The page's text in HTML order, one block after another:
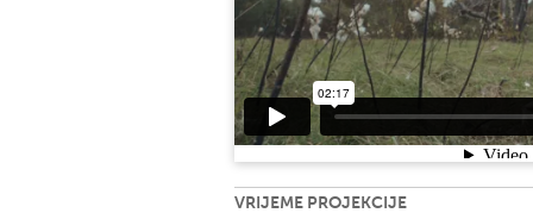
VRIJEME PROJEKCIJE